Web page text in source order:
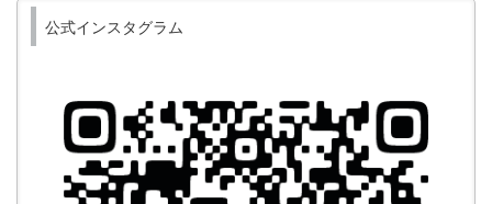
公式インスタグラム